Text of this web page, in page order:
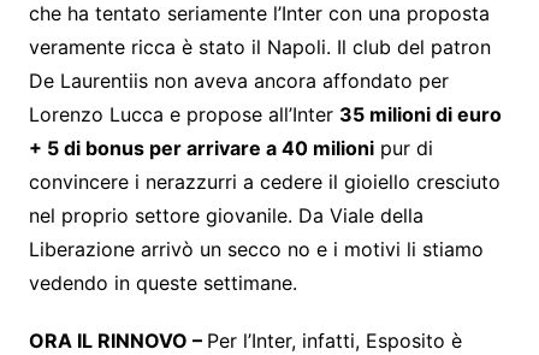
che ha tentato seriamente l’Inter con una proposta
veramente ricca è stato il Napoli. Il club del patron
De Laurentiis non aveva ancora affondato per
Lorenzo Lucca e propose all’Inter 35 milioni di euro
+ 5 di bonus per arrivare a 40 milionipur di
convincere i nerazzurri a cedere il gioiello cresciuto
nel proprio settore giovanile. Da Viale della
Liberazione arrivò un secco no e i motivi li stiamo
vedendo in queste settimane.
ORA IL RINNOVO – Per l’Inter, infatti, Esposito è